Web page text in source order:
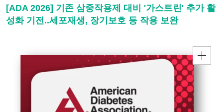
[ADA 2026] 기존 삼중작용제 대비 '가스트린' 추가 활
성화 기전..세포재생, 장기보호 등 작용 보완